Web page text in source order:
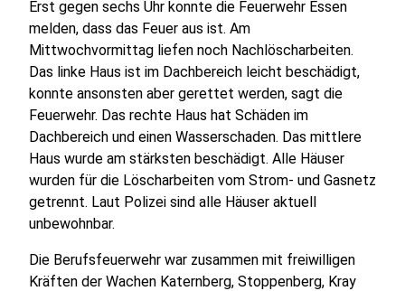
Erst gegen sechs Uhr konnte die Feuerwehr Essen
melden, dass das Feuer aus ist. Am
Mittwochvormittag liefen noch Nachlöscharbeiten.
Das linke Haus ist im Dachbereich leicht beschädigt,
konnte ansonsten aber gerettet werden, sagt die
Feuerwehr. Das rechte Haus hat Schäden im
Dachbereich und einen Wasserschaden. Das mittlere
Haus wurde am stärksten beschädigt. Alle Häuser
wurden für die Löscharbeiten vom Strom- und Gasnetz
getrennt. Laut Polizei sind alle Häuser aktuell
unbewohnbar.
Die Berufsfeuerwehr war zusammen mit freiwilligen
Kräften der Wachen Katernberg, Stoppenberg, Kray